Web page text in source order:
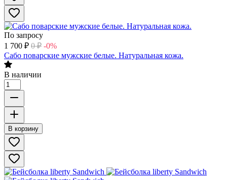
По запросу
1 700 ₽ 0 ₽ -0%
Сабо поварские мужские белые. Натуральная кожа.
В наличии
В корзину